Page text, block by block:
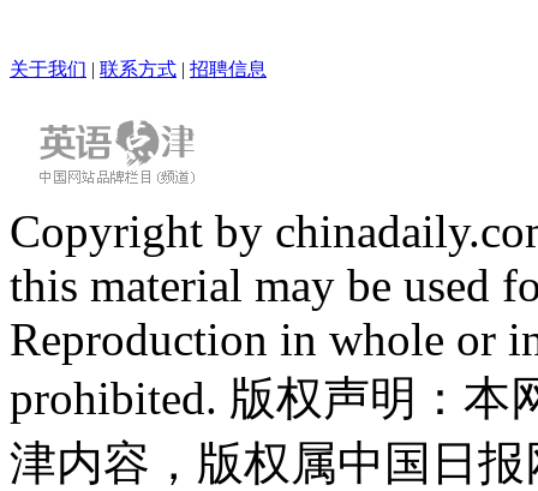
关于我们 | 联系方式 | 招聘信息
Copyright by
this material may be used
Reproduction in whole or
prohibited. 版权声明：
津内容，版权属中国日